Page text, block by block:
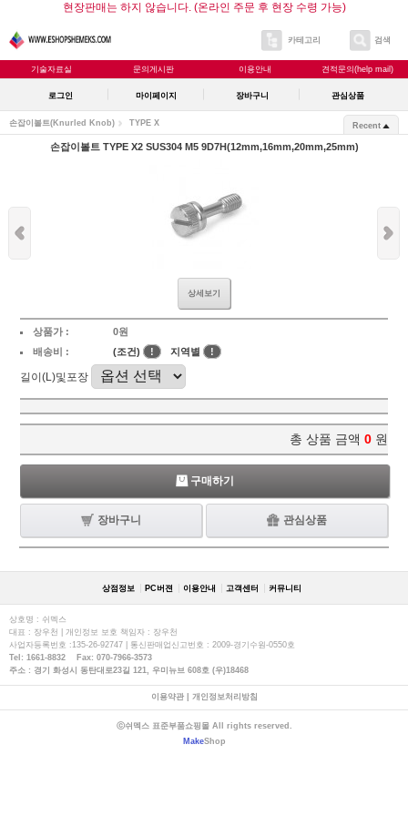
현장판매는 하지 않습니다. (온라인 주문 후 현장 수령 가능)
카테고리 검색
기술자료실 문의게시판 이용안내 견적문의(help mail)
로그인 마이페이지 장바구니 관심상품
손잡이볼트(Knurled Knob) TYPE X Recent
손잡이볼트 TYPE X2 SUS304 M5 9D7H(12mm,16mm,20mm,25mm)
상세보기
상품가 :
0원
배송비 :
(조건) ! 지역별 !
길이(L)및포장
총 상품 금액 0 원
구매하기
장바구니 관심상품
상점정보 PC버젼 이용안내 고객센터 커뮤니티
상호명 : 쉬멕스
대표 : 장우천 | 개인정보 보호 책임자 : 장우천
사업자등록번호 :135-26-92747 | 통신판매업신고번호 : 2009-경기수원-0550호
Tel: 1661-8832 Fax: 070-7966-3573
주소 : 경기 화성시 동탄대로23길 121, 우미뉴브 608호 (우)18468
이용약관| 개인정보처리방침
ⓒ쉬멕스 표준부품쇼핑몰 All rights reserved.
MakeShop